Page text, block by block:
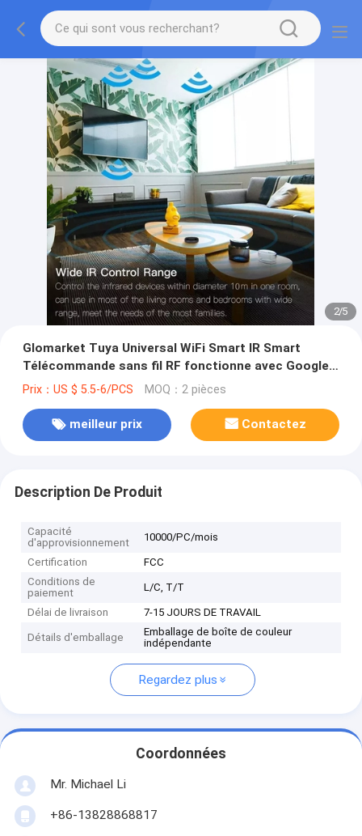
2/5
Glomarket Tuya Universal WiFi Smart IR Smart
Télécommande sans fil RF fonctionne avec Google
Alexa pour la maison intelligente
Prix：US $ 5.5-6/PCS MOQ：2 pièces
meilleur prix Contactez
Description De Produit
Capacité
d'approvisionnement
10000/PC/mois
Certification
FCC
Conditions de
paiement
L/C, T/T
Délai de livraison 7-15 JOURS DE TRAVAIL
Détails d'emballage
Emballage de boîte de couleur
indépendante
Regardez plus
Coordonnées
Mr. Michael Li
+86-13828868817